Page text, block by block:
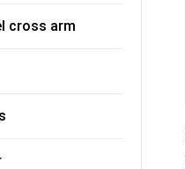
cross arm